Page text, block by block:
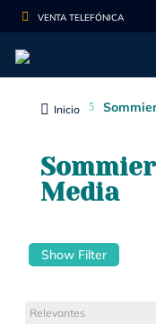
 VENTA TELEFÓNICA
 Inicio 5
Media
Show Filter